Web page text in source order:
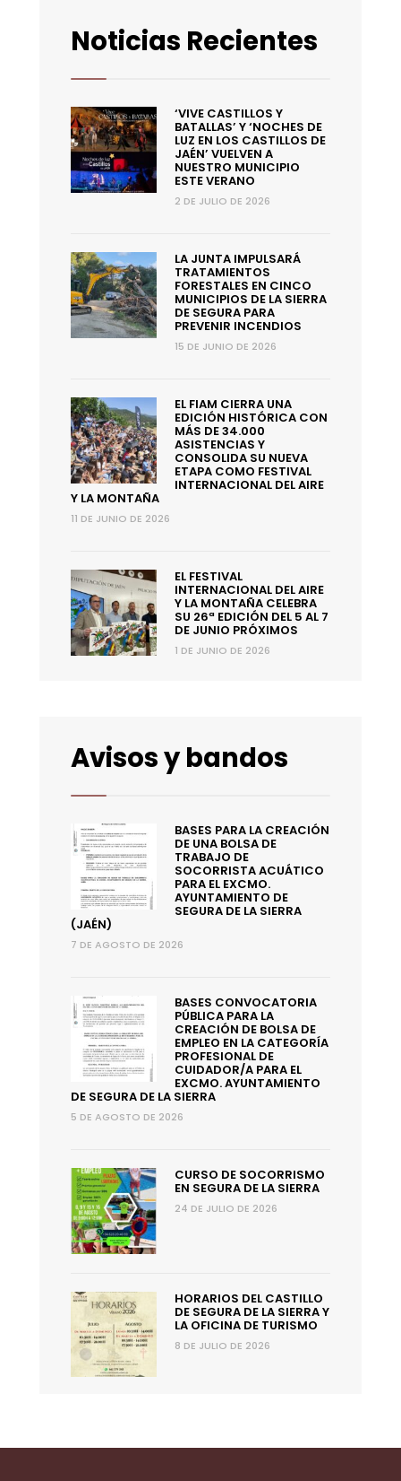
Noticias Recientes
‘VIVE CASTILLOS Y
BATALLAS’ Y ‘NOCHES DE
LUZ EN LOS CASTILLOS DE
JAÉN’ VUELVEN A
NUESTRO MUNICIPIO
ESTE VERANO
2 DE JULIO DE 2026
LA JUNTA IMPULSARÁ
TRATAMIENTOS
FORESTALES EN CINCO
MUNICIPIOS DE LA SIERRA
DE SEGURA PARA
PREVENIR INCENDIOS
15 DE JUNIO DE 2026
EL FIAM CIERRA UNA
EDICIÓN HISTÓRICA CON
MÁS DE 34.000
ASISTENCIAS Y
CONSOLIDA SU NUEVA
ETAPA COMO FESTIVAL
INTERNACIONAL DEL AIRE
Y LA MONTAÑA
11 DE JUNIO DE 2026
EL FESTIVAL
INTERNACIONAL DEL AIRE
Y LA MONTAÑA CELEBRA
SU 26ª EDICIÓN DEL 5 AL 7
DE JUNIO PRÓXIMOS
1 DE JUNIO DE 2026
Avisos y bandos
BASES PARA LA CREACIÓN
DE UNA BOLSA DE
TRABAJO DE
SOCORRISTA ACUÁTICO
PARA EL EXCMO.
AYUNTAMIENTO DE
SEGURA DE LA SIERRA
(JAÉN)
7 DE AGOSTO DE 2026
BASES CONVOCATORIA
PÚBLICA PARA LA
CREACIÓN DE BOLSA DE
EMPLEO EN LA CATEGORÍA
PROFESIONAL DE
CUIDADOR/A PARA EL
EXCMO. AYUNTAMIENTO
DE SEGURA DE LA SIERRA
5 DE AGOSTO DE 2026
CURSO DE SOCORRISMO
EN SEGURA DE LA SIERRA
24 DE JULIO DE 2026
HORARIOS DEL CASTILLO
DE SEGURA DE LA SIERRA Y
LA OFICINA DE TURISMO
8 DE JULIO DE 2026